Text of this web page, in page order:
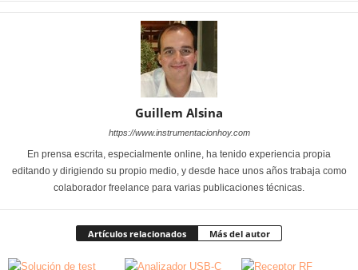
Guillem Alsina
https://www.instrumentacionhoy.com
En prensa escrita, especialmente online, ha tenido experiencia propia
editando y dirigiendo su propio medio, y desde hace unos años trabaja como
colaborador freelance para varias publicaciones técnicas.
Artículos relacionados Más del autor